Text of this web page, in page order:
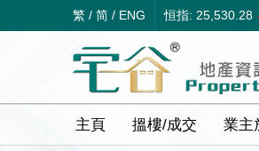
繁 / 简 / ENG 恒指: 25,530.28
主頁 搵樓/成交 業主